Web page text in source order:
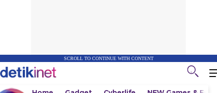
SCROLL TO CONTINUE WITH CONTENT